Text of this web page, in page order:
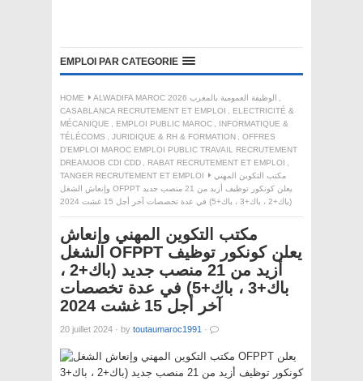
EMPLOI PAR CATEGORIE
HOME ALWADIFA MAROC 2026 الوظيفة العمومية بالمغرب
,
CASABLANCA RECRUTEMENT ET EMPLOI , ELECTRICITÉ &
MÉCANIQUE , EMPLOI PUBLIC MAROC ,
INFORMATIQUE &
TÉLÉCOMS , JURIDIQUE & RH & FORMATION , OFFRES
D'EMPLOI MAROC EMPLOI PUBLIC TRAVAIL RECRUTEMENT
DREAMJOB CDI CDD , RABAT RECRUTEMENT ET EMPLOI ,
TANGER RECRUTEMENT ET EMPLOI
مكتب التكوين المهني
وإنعاش الشغل OFPPT يعلن كونكور توظيف أزيد من 21 منصب جديد
(باك+2 ، باك+3 ، باك+5) في عدة تخصصات آخر أجل 15 غشت 2024
مكتب التكوين المهني وإنعاش
الشغل OFPPT يعلن كونكور توظيف
أزيد من 21 منصب جديد (باك+2 ،
باك+3 ، باك+5) في عدة تخصصات
آخر أجل 15 غشت 2024
20 juillet 2024 · by toutaumaroc1991 ·